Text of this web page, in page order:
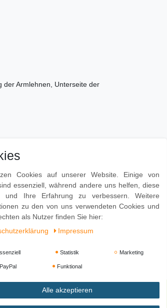
der Armlehnen, Unterseite der
Cookies auf unserer Website. Einige von
essenziell, während andere uns helfen, diese
und Ihre Erfahrung zu verbessern. Weitere
zu den von uns verwendeten Cookies und
als Nutzer finden Sie hier:
Impressum
Statistik Marketing
PayPal Funktional
Alle akzeptieren